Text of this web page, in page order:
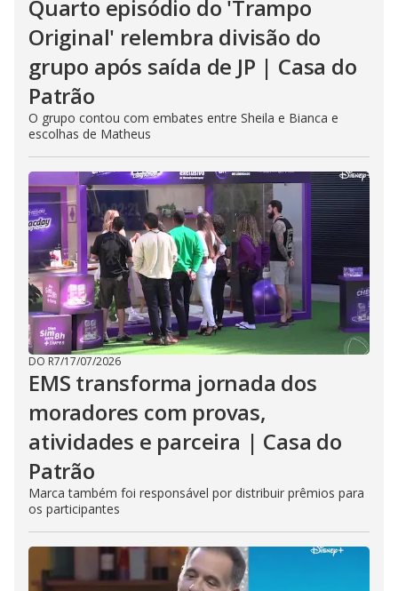
Quarto episódio do 'Trampo
Original' relembra divisão do
grupo após saída de JP | Casa do
Patrão
O grupo contou com embates entre Sheila e Bianca e
escolhas de Matheus
DO R7/17/07/2026
EMS transforma jornada dos
moradores com provas,
atividades e parceira | Casa do
Patrão
Marca também foi responsável por distribuir prêmios para
os participantes